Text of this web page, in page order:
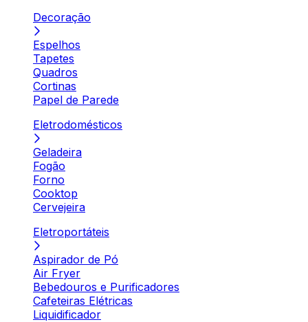
Decoração
Espelhos
Tapetes
Quadros
Cortinas
Papel de Parede
Eletrodomésticos
Geladeira
Fogão
Forno
Cooktop
Cervejeira
Eletroportáteis
Aspirador de Pó
Air Fryer
Bebedouros e Purificadores
Cafeteiras Elétricas
Liquidificador